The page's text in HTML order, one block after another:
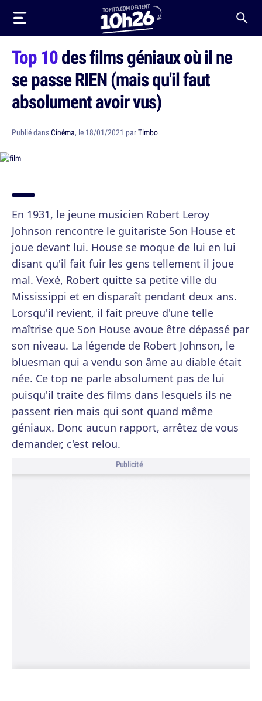
Top 10des films géniaux où il ne
se passe RIEN (mais qu'il faut
absolument avoir vus)
Publié dansCinéma, le 18/01/2021 parTimbo
En 1931, le jeune musicien Robert Leroy
Johnson rencontre le guitariste Son House et
joue devant lui. House se moque de lui en lui
disant qu'il fait fuir les gens tellement il joue
mal. Vexé, Robert quitte sa petite ville du
Mississippi et en disparaît pendant deux ans.
Lorsqu'il revient, il fait preuve d'une telle
maîtrise que Son House avoue être dépassé par
son niveau. La légende de Robert Johnson, le
bluesman qui a vendu son âme au diable était
née. Ce top ne parle absolument pas de lui
puisqu'il traite des films dans lesquels ils ne
passent rien mais qui sont quand même
géniaux. Donc aucun rapport, arrêtez de vous
demander, c'est relou.
Publicité